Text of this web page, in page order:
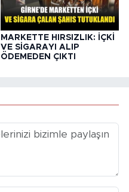
MARKETTE HIRSIZLIK: İÇKİ
VE SİGARAYI ALIP
ÖDEMEDEN ÇIKTI